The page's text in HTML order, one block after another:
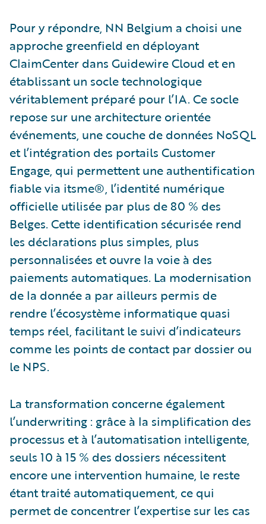
Pour y répondre, NN Belgium a choisi une
approche greenfield en déployant
ClaimCenter dans Guidewire Cloud et en
établissant un socle technologique
véritablement préparé pour l’IA. Ce socle
repose sur une architecture orientée
événements, une couche de données NoSQL
et l’intégration des portails Customer
Engage, qui permettent une authentification
fiable via itsme®, l’identité numérique
officielle utilisée par plus de 80 % des
Belges. Cette identification sécurisée rend
les déclarations plus simples, plus
personnalisées et ouvre la voie à des
paiements automatiques. La modernisation
de la donnée a par ailleurs permis de
rendre l’écosystème informatique quasi
temps réel, facilitant le suivi d’indicateurs
comme les points de contact par dossier ou
le NPS.
La transformation concerne également
l’underwriting : grâce à la simplification des
processus et à l’automatisation intelligente,
seuls 10 à 15 % des dossiers nécessitent
encore une intervention humaine, le reste
étant traité automatiquement, ce qui
permet de concentrer l’expertise sur les cas